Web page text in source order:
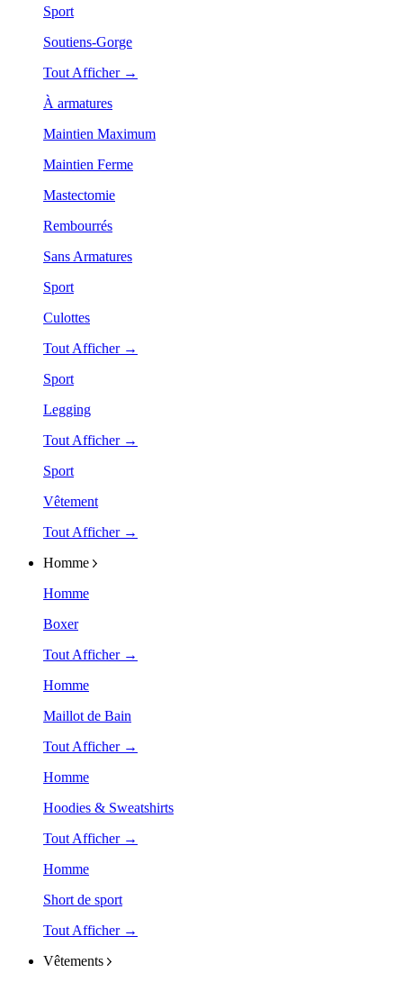
Sport
Soutiens-Gorge
Tout Afficher →
À armatures
Maintien Maximum
Maintien Ferme
Mastectomie
Rembourrés
Sans Armatures
Sport
Culottes
Tout Afficher →
Sport
Legging
Tout Afficher →
Sport
Vêtement
Tout Afficher →
Homme
Homme
Boxer
Tout Afficher →
Homme
Maillot de Bain
Tout Afficher →
Homme
Hoodies & Sweatshirts
Tout Afficher →
Homme
Short de sport
Tout Afficher →
Vêtements